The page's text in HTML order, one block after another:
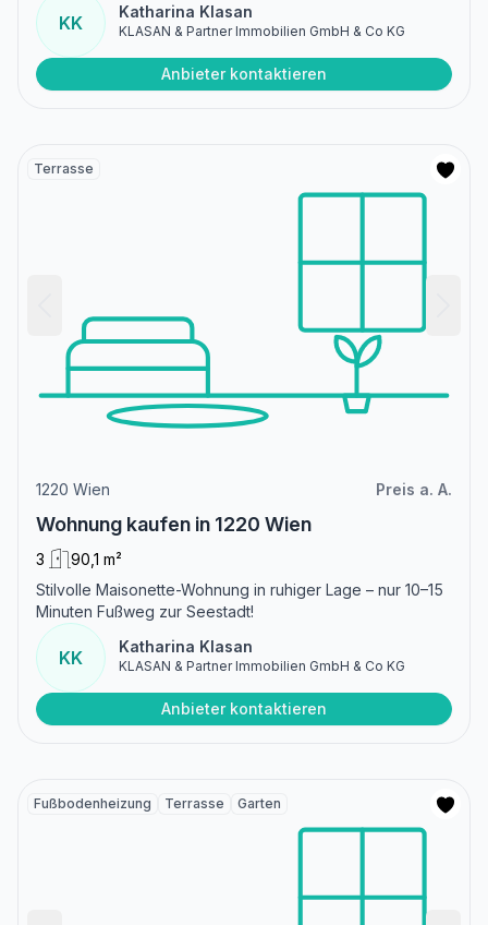
KK
Katharina Klasan
KLASAN & Partner Immobilien GmbH & Co KG
Anbieter kontaktieren
Terrasse
1220 Wien Preis a. A.
Wohnung kaufen in 1220 Wien
3
90,1 m²
Stilvolle Maisonette-Wohnung in ruhiger Lage – nur 10–15
Minuten Fußweg zur Seestadt!
KK
Katharina Klasan
KLASAN & Partner Immobilien GmbH & Co KG
Anbieter kontaktieren
Fußbodenheizung Terrasse Garten